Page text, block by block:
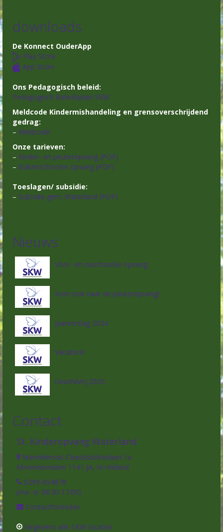
downloads
De Konnect OuderApp
Play Store
App Store
Ons Pedagogisch beleid:
Pedagogisch Beleidsplan SKW
Meldcode Kindermishandeling en grensoverschrijdend
gedrag:
– Meldcode
Onze tarieven:
– Kinder- en peuteropvang (PDF)
– Buitenschoolse opvang (PDF)
Toeslagen/ subsidie:
– Subsidie gem. Waterland (PDF)
Nieuws
Voor- en naschoolse opvang
Kom ook naar de peuteropvang!
Jaarverslag 2024
Vacature!
Geschilvrij 2025
Contact
St. Kinderopvang Waterland
Wendelmoet Claesdochterlaan 1a
Monnickendam 1141 JA, N-Holland
0299-654878
(ma -vr 08:30-17:00)
Contactformulier
Gegevens alle SKW locaties